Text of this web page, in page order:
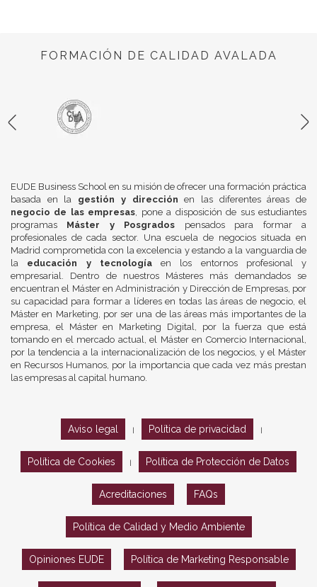
FORMACIÓN DE CALIDAD AVALADA
EUDE Business School en su misión de ofrecer una formación práctica
basada en la gestión y dirección en las diferentes áreas de
negocio de las empresas, pone a disposición de sus estudiantes
programas Máster y Posgrados pensados para formar a
profesionales de cada sector. Una escuela de negocios situada en
Madrid comprometida con la excelencia y estando a la vanguardia de
la educación y tecnologíaen los entornos profesional y
empresarial. Dentro de nuestros Másteres más demandados se
encuentran el Máster en Administración y Dirección de Empresas, por
su capacidad para formar a líderes en todas las áreas de negocio, el
Máster en Marketing, por ser una de las áreas más importantes de la
empresa, el Máster en Marketing Digital, por la fuerza que está
tomando en el mercado actual, el Máster en Comercio Internacional,
por la tendencia a la internacionalización de los negocios, y el Máster
en Recursos Humanos, por la importancia que cada vez más prestan
las empresas al capital humano.
Aviso legal Política de privacidad
Política de Cookies Política de Protección de Datos
Acreditaciones FAQs
Política de Calidad y Medio Ambiente
Opiniones EUDE Política de Marketing Responsable